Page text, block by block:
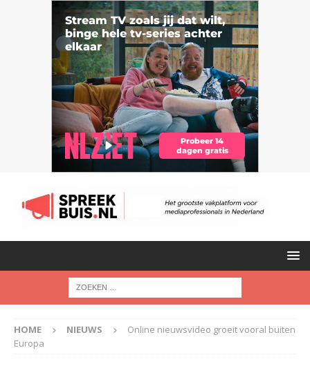
HOME NIEUWS
Online nieuwsvideo groeit vooral buiten
Europa